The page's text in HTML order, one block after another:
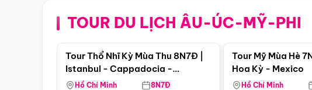
TOUR DU LỊCH ÂU-ÚC-MỸ-PHI
Điểm nổi bật
Tour Thổ Nhĩ Kỳ Mùa Thu 8N7Đ |
Istanbul - Cappadocia -
Pamukkale
Hồ Chí Minh 8N7Đ
Tour Mỹ Mùa Hè
Hoa Kỳ - Mexico
Hồ Chí Minh